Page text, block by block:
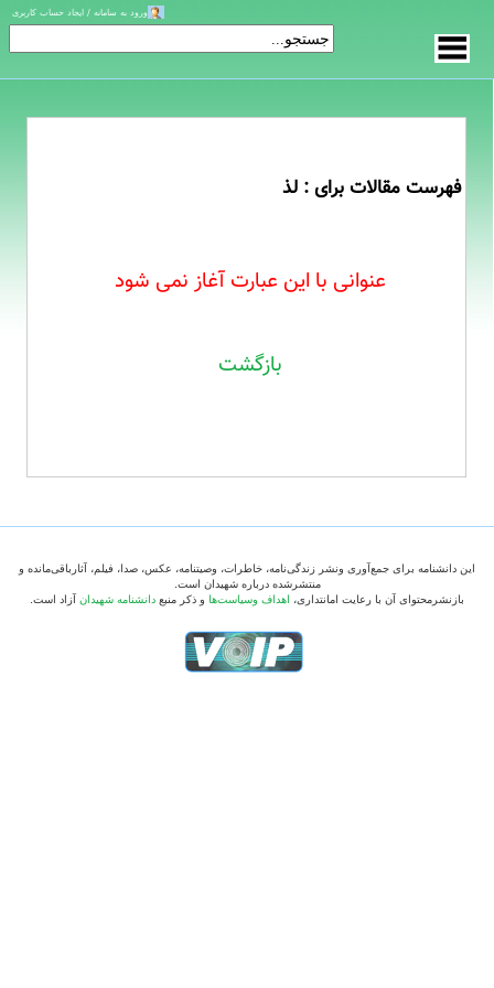
فهرست مقالات برای : لذ
عنوانی با این عبارت آغاز نمی شود
بازگشت
ورود به سامانه / ایجاد حساب کاربری
این دانشنامه برای جمع‌آوری ونشر زندگی‌نامه، خاطرات، وصیتنامه، عکس، صدا، فیلم، آثارباقی‌مانده و
منتشرشده درباره شهیدان است.
بازنشرمحتوای آن با رعایت امانتداری، اهداف وسیاست‌ها و ذکر منبع دانشنامه شهیدان آزاد است.